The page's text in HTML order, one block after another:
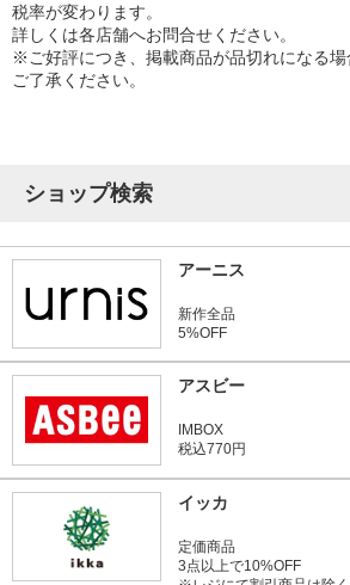
税率が変わります。
詳しくは各店舗へお問合せください。
※ご好評につき、掲載商品が品切れになる
ご了承ください。
ショップ検索
アーニス
新作全品
5%OFF
アスビー
IMBOX
税込770円
イッカ
定価商品
3点以上で10%OFF